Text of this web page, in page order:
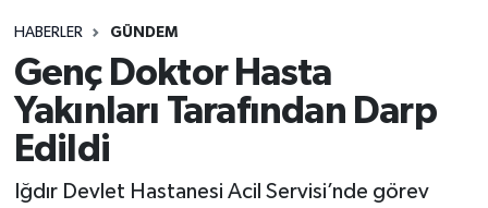
HABERLER GÜNDEM
Genç Doktor Hasta
Yakınları Tarafından Darp
Edildi
Iğdır Devlet Hastanesi Acil Servisi’nde görev
Atamalar
Mevzuat
Sendika
Tüm Manşetler
Son Dakika Haberleri
Haber Arşivi